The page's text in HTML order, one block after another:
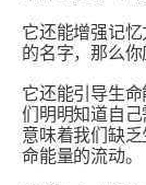
它还能增强记
的名字，那么
它还能引导生命
们明明知道自
意味着我们缺乏
命能量的流动。